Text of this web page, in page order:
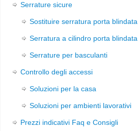
Serrature sicure
Sostituire serratura porta blindata
Serratura a cilindro porta blindata
Serrature per basculanti
Controllo degli accessi
Soluzioni per la casa
Soluzioni per ambienti lavorativi
Prezzi indicativi Faq e Consigli